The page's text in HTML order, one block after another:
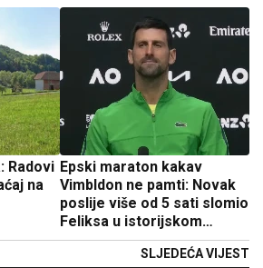
Radovi
na
Epski maraton kakav
Vimbldon ne pamti: Novak
poslije više od 5 sati slomio
Feliksa u istorijskom
četvrtfinalu
SLJEDEĆA VIJEST